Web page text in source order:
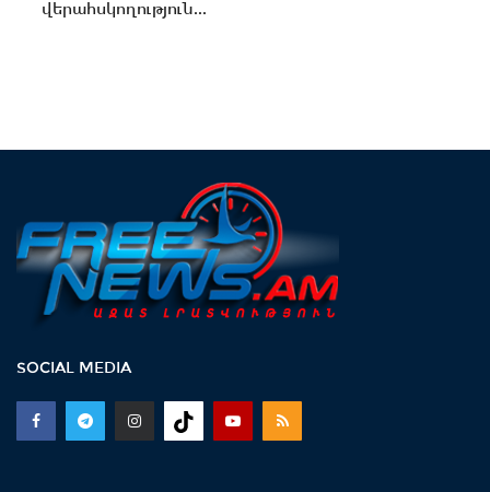
վերահսկողություն...
SOCIAL MEDIA